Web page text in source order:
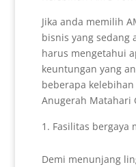
Jika anda memilih
bisnis yang sedang
harus mengetahui
keuntungan yang
beberapa
Anugerah Matahari
Fasilitas bergaya
Demi menunjang